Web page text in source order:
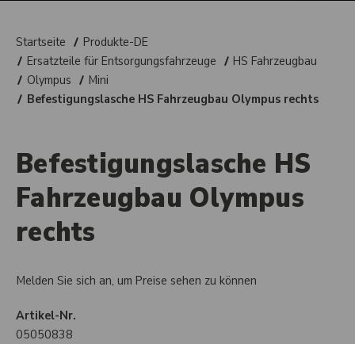
Startseite
Produkte-DE
Ersatzteile für Entsorgungsfahrzeuge
HS Fahrzeugbau
Olympus
Mini
Befestigungslasche HS Fahrzeugbau Olympus rechts
Befestigungslasche HS
Fahrzeugbau Olympus
rechts
Melden Sie sich an, um Preise sehen zu können
Artikel-Nr.
05050838